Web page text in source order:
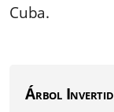
Cuba.
Árbol